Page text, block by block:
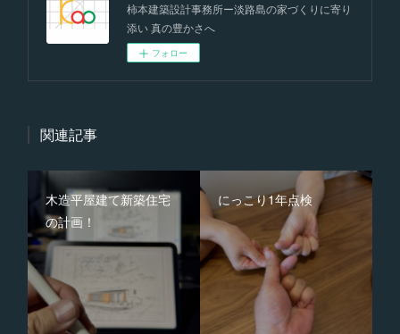
柿本建築設計事務所ー淡路島の家づくりに寄り
添い 真の豊かさへ
フォロー
関連記事
木造平屋建て新築住宅
の計画！
にっこり1年点検